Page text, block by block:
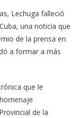
Lechuga falleció
una noticia que
de la prensa en
a formar a más
que le
de la